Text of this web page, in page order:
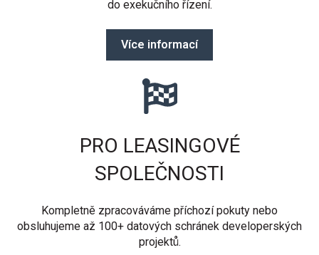
do exekučního řízení.
Více informací
PRO LEASINGOVÉ
SPOLEČNOSTI
Kompletně zpracováváme příchozí pokuty nebo
obsluhujeme až 100+ datových schránek developerských
projektů.